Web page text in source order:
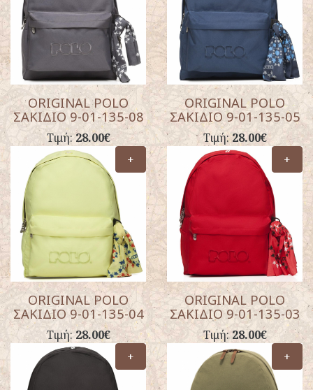
ORIGINAL POLO
ΣΑΚΙΔΙΟ 9-01-135-08
Τιμή:28.00€
ORIGINAL POLO
ΣΑΚΙΔΙΟ 9-01-135-05
Τιμή:28.00€
+
ORIGINAL POLO
ΣΑΚΙΔΙΟ 9-01-135-04
Τιμή:28.00€
+
ORIGINAL POLO
ΣΑΚΙΔΙΟ 9-01-135-03
Τιμή:28.00€
+
+